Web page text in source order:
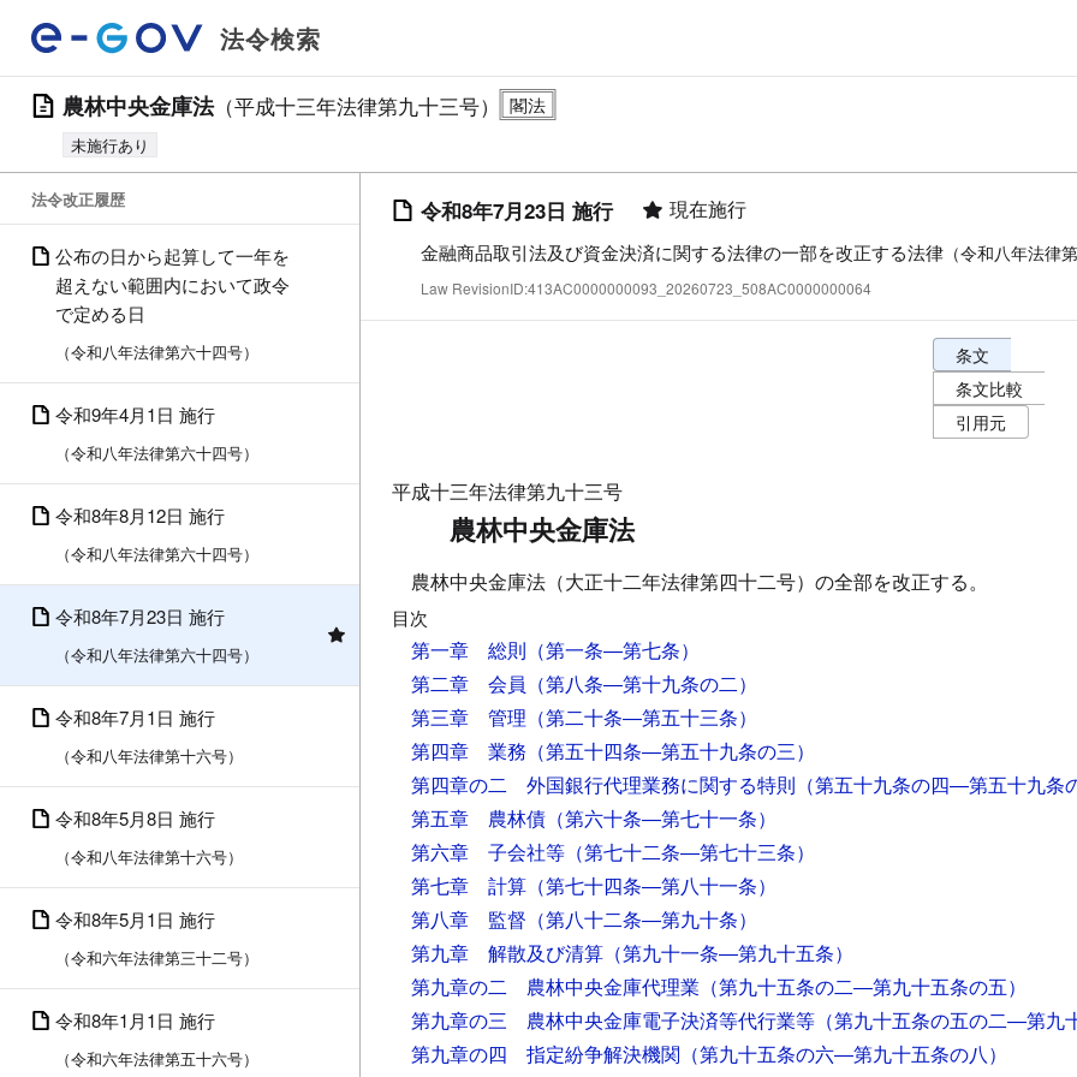
法令検索
農林中央金庫法（平成十三年法律第九十三号）
未施行あり
法令改正履歴
公布の日から起算して一年を
超えない範囲内において政令
で定める日
（令和八年法律第六十四号）
令和9年4月1日 施行
（令和八年法律第六十四号）
令和8年8月12日 施行
（令和八年法律第六十四号）
令和8年7月23日 施行
（令和八年法律第六十四号）
令和8年7月1日 施行
（令和八年法律第十六号）
令和8年5月8日 施行
（令和八年法律第十六号）
令和8年5月1日 施行
（令和六年法律第三十二号）
令和8年1月1日 施行
（令和六年法律第五十六号）
令和8年7月23日 施行 現在施行
金融商品取引法及び資金決済に関する法律の一部を改正する法律 （令和八年法律
Law RevisionID:413AC0000000093_20260723_508AC0000000064
条文表示オプシ
条文
条文比較
引用元
平成十三年法律第九十三号
農林中央金庫法
農林中央金庫法（大正十二年法律第四十二号）の全部を改正する。
目次
第一章 総則 （第一条―第七条）
第二章 会員 （第八条―第十九条の二）
第三章 管理 （第二十条―第五十三条）
第四章 業務 （第五十四条―第五十九条の三）
第四章の二 外国銀行代理業務に関する特則 （第五十九条の四―第五十九条
第五章 農林債 （第六十条―第七十一条）
第六章 子会社等 （第七十二条―第七十三条）
第七章 計算 （第七十四条―第八十一条）
第八章 監督 （第八十二条―第九十条）
第九章 解散及び清算 （第九十一条―第九十五条）
第九章の二 農林中央金庫代理業 （第九十五条の二―第九十五条の五）
第九章の三 農林中央金庫電子決済等代行業等 （第九十五条の五の二―第九
第九章の四 指定紛争解決機関 （第九十五条の六―第九十五条の八）